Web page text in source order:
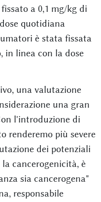
a 0,1 mg/kg di
quotidiana
è stata fissata
in linea con la dose
una valutazione
una gran
l'introduzione di
renderemo più severe
dei potenziali
cancerogenicità, è
sia cancerogena"
responsabile